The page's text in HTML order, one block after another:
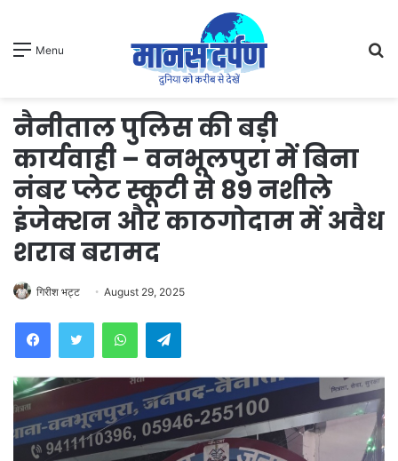
Menu
नैनीताल पुलिस की बड़ी
कार्यवाही – वनभूलपुरा में बिना
नंबर प्लेट स्कूटी से 89 नशीले
इंजेक्शन और काठगोदाम में अवैध
शराब बरामद
गिरीश भट्ट August 29, 2025
WhatsAppTelegram